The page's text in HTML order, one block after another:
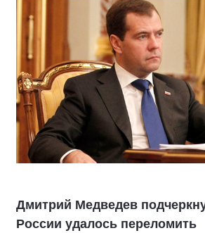
Дмитрий Медведев
России удалось переломить